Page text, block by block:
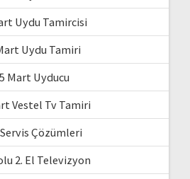
Uydu Tamircisi
Uydu Tamiri
Mart Uyducu
Vestel Tv Tamiri
Çözümleri
2. El Televizyon